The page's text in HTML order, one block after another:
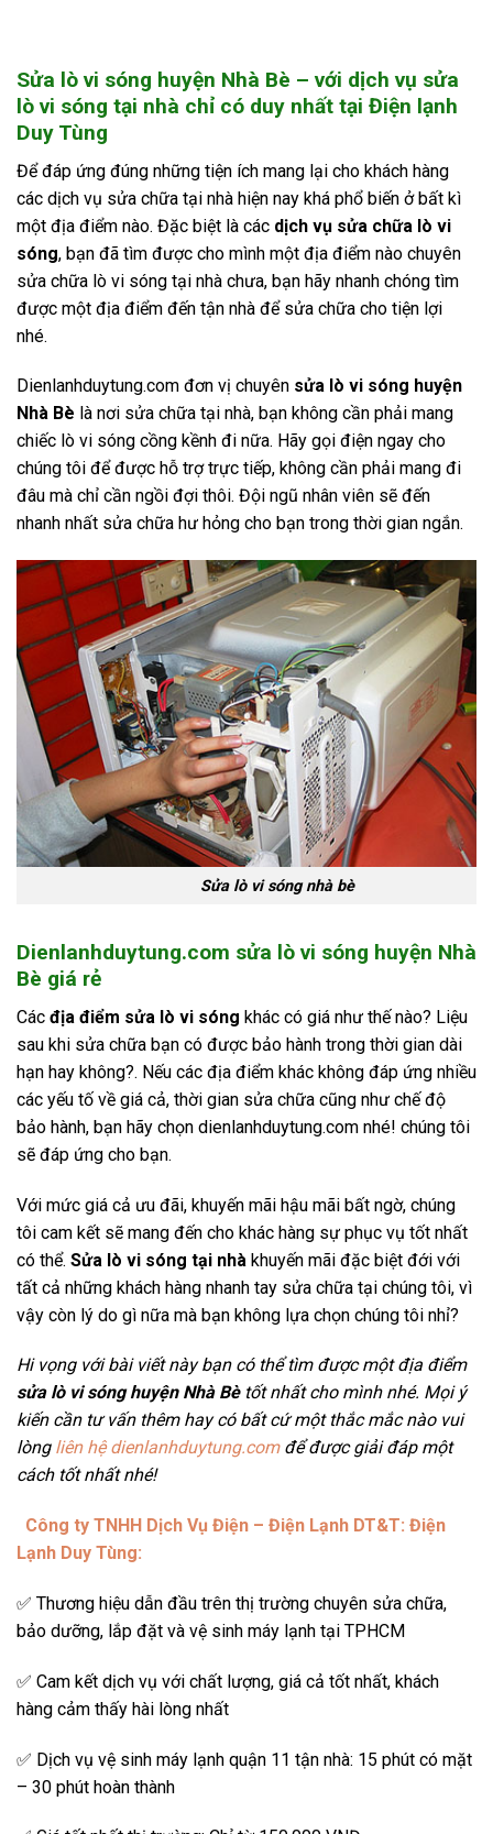
Sửa lò vi sóng huyện Nhà Bè – với dịch vụ sửa
lò vi sóng tại nhà chỉ có duy nhất tại Điện lạnh
Duy Tùng
Để đáp ứng đúng những tiện ích mang lại cho khách hàng
các dịch vụ sửa chữa tại nhà hiện nay khá phổ biến ở bất kì
một địa điểm nào. Đặc biệt là các dịch vụ sửa chữa lò vi
sóng, bạn đã tìm được cho mình một địa điểm nào chuyên
sửa chữa lò vi sóng tại nhà chưa, bạn hãy nhanh chóng tìm
được một địa điểm đến tận nhà để sửa chữa cho tiện lợi
nhé.
Dienlanhduytung.com đơn vị chuyên sửa lò vi sóng huyện
Nhà Bè là nơi sửa chữa tại nhà, bạn không cần phải mang
chiếc lò vi sóng cồng kềnh đi nữa. Hãy gọi điện ngay cho
chúng tôi để được hỗ trợ trực tiếp, không cần phải mang đi
đâu mà chỉ cần ngồi đợi thôi. Đội ngũ nhân viên sẽ đến
nhanh nhất sửa chữa hư hỏng cho bạn trong thời gian ngắn.
Sửa lò vi sóng nhà bè
Dienlanhduytung.com sửa lò vi sóng huyện Nhà
Bè giá rẻ
Các địa điểm sửa lò vi sóng khác có giá như thế nào? Liệu
sau khi sửa chữa bạn có được bảo hành trong thời gian dài
hạn hay không?. Nếu các địa điểm khác không đáp ứng nhiều
các yếu tố về giá cả, thời gian sửa chữa cũng như chế độ
bảo hành, bạn hãy chọn dienlanhduytung.com nhé! chúng tôi
sẽ đáp ứng cho bạn.
Với mức giá cả ưu đãi, khuyến mãi hậu mãi bất ngờ, chúng
tôi cam kết sẽ mang đến cho khác hàng sự phục vụ tốt nhất
có thể. Sửa lò vi sóng tại nhà khuyến mãi đặc biệt đới với
tất cả những khách hàng nhanh tay sửa chữa tại chúng tôi, vì
vậy còn lý do gì nữa mà bạn không lựa chọn chúng tôi nhỉ?
Hi vọng với bài viết này bạn có thể tìm được một địa điểm
sửa lò vi sóng huyện Nhà Bètốt nhất cho mình nhé. Mọi ý
kiến cần tư vấn thêm hay có bất cứ một thắc mắc nào vui
lòng liên hệ dienlanhduytung.comđể được giải đáp một
cách tốt nhất nhé!
Công ty TNHH Dịch Vụ Điện – Điện Lạnh DT&T: Điện
Lạnh Duy Tùng:
✅ Thương hiệu dẫn đầu trên thị trường chuyên sửa chữa,
bảo dưỡng, lắp đặt và vệ sinh máy lạnh tại TPHCM
✅ Cam kết dịch vụ với chất lượng, giá cả tốt nhất, khách
hàng cảm thấy hài lòng nhất
✅ Dịch vụ vệ sinh máy lạnh quận 11 tận nhà: 15 phút có mặt
– 30 phút hoàn thành